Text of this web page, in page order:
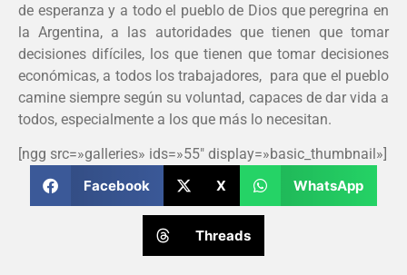
de esperanza y a todo el pueblo de Dios que peregrina en
la Argentina, a las autoridades que tienen que tomar
decisiones difíciles, los que tienen que tomar decisiones
económicas, a todos los trabajadores, para que el pueblo
camine siempre según su voluntad, capaces de dar vida a
todos, especialmente a los que más lo necesitan.
[ngg src=»galleries» ids=»55″ display=»basic_thumbnail»]
Facebook
X WhatsApp
Threads